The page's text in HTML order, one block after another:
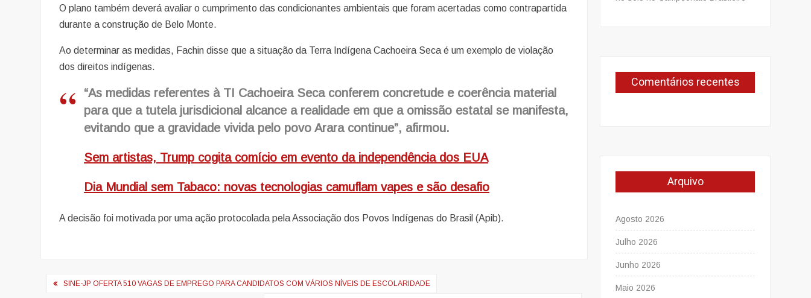
O plano também deverá avaliar o cumprimento das condicionantes ambientais que foram acertadas como contrapartida
durante a construção de Belo Monte.
Ao determinar as medidas, Fachin disse que a situação da Terra Indígena Cachoeira Seca é um exemplo de violação
dos direitos indígenas.
“As medidas referentes à TI Cachoeira Seca conferem concretude e coerência material
para que a tutela jurisdicional alcance a realidade em que a omissão estatal se manifesta,
evitando que a gravidade vivida pelo povo Arara continue”, afirmou.
Sem artistas, Trump cogita comício em evento da independência dos EUA
Dia Mundial sem Tabaco: novas tecnologias camuflam vapes e são desafio
A decisão foi motivada por uma ação protocolada pela Associação dos Povos Indígenas do Brasil (Apib).
Navegação
SINE-JP OFERTA 510 VAGAS DE EMPREGO PARA CANDIDATOS COM VÁRIOS NÍVEIS DE ESCOLARIDADE
Comentários recentes
Arquivo
Agosto 2026
Julho 2026
Junho 2026
Maio 2026